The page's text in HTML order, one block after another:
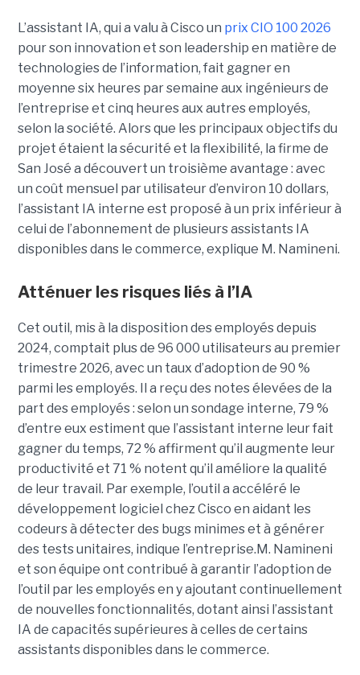
L’assistant IA, qui a valu à Cisco un prix CIO 100 2026
pour son innovation et son leadership en matière de
technologies de l’information, fait gagner en
moyenne six heures par semaine aux ingénieurs de
l’entreprise et cinq heures aux autres employés,
selon la société. Alors que les principaux objectifs du
projet étaient la sécurité et la flexibilité, la firme de
San José a découvert un troisième avantage : avec
un coût mensuel par utilisateur d’environ 10 dollars,
l’assistant IA interne est proposé à un prix inférieur à
celui de l’abonnement de plusieurs assistants IA
disponibles dans le commerce, explique M. Namineni.
Atténuer les risques liés à l’IA
Cet outil, mis à la disposition des employés depuis
2024, comptait plus de 96 000 utilisateurs au premier
trimestre 2026, avec un taux d’adoption de 90 %
parmi les employés. Il a reçu des notes élevées de la
part des employés : selon un sondage interne, 79 %
d’entre eux estiment que l’assistant interne leur fait
gagner du temps, 72 % affirment qu’il augmente leur
productivité et 71 % notent qu’il améliore la qualité
de leur travail. Par exemple, l’outil a accéléré le
développement logiciel chez Cisco en aidant les
codeurs à détecter des bugs minimes et à générer
des tests unitaires, indique l’entreprise.M. Namineni
et son équipe ont contribué à garantir l’adoption de
l’outil par les employés en y ajoutant continuellement
de nouvelles fonctionnalités, dotant ainsi l’assistant
IA de capacités supérieures à celles de certains
assistants disponibles dans le commerce.